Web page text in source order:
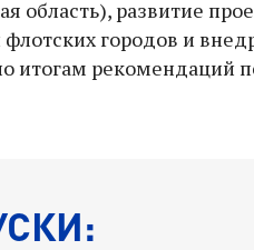
область), развитие
городов и
итогам рекомендаций